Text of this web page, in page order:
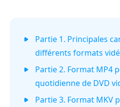
Partie 1. Principales
différents formats
Partie 2. Format MP4
quotidienne de DVD
Partie 3. Format MKV